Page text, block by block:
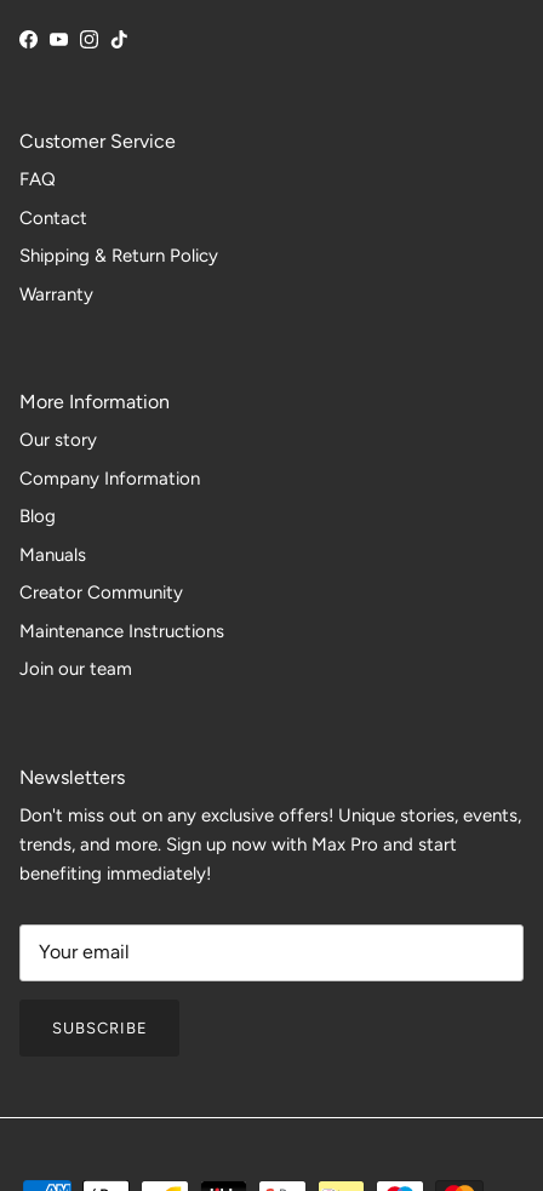
Facebook
YouTube
Instagram
TikTok
Customer Service
FAQ
Contact
Shipping & Return Policy
Warranty
More Information
Our story
Company Information
Blog
Manuals
Creator Community
Maintenance Instructions
Join our team
Newsletters
Don't miss out on any exclusive offers! Unique stories, events,
trends, and more. Sign up now with Max Pro and start
benefiting immediately!
SUBSCRIBE